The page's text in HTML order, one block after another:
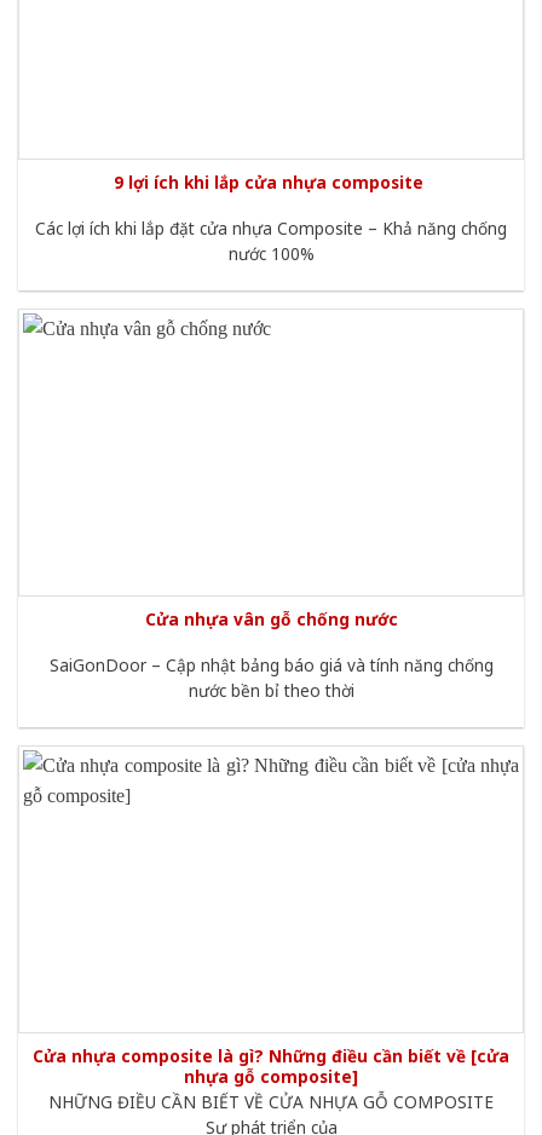
9 lợi ích khi lắp cửa nhựa composite
Các lợi ích khi lắp đặt cửa nhựa Composite – Khả năng chống
nước 100%
Cửa nhựa vân gỗ chống nước
SaiGonDoor – Cập nhật bảng báo giá và tính năng chống
nước bền bỉ theo thời
Cửa nhựa composite là gì? Những điều cần biết về [cửa
nhựa gỗ composite]
NHỮNG ĐIỀU CẦN BIẾT VỀ CỬA NHỰA GỖ COMPOSITE
Sự phát triển của